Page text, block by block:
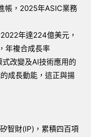
帳，2025年ASIC業務
年達224億美元，
年複合成長率
式改變及AI技術應用的
成長動能，這正與揚
智財(IP)，累積四百項